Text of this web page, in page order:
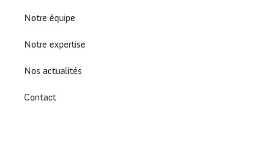
Notre équipe
Notre expertise
Nos actualités
Contact